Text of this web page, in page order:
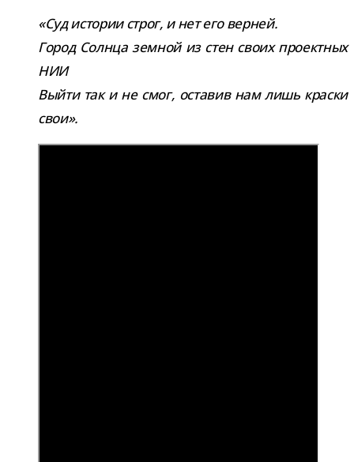
«Суд исто­рии строг, и нет его вер­ней.
Город Солнца зем­ной из стен своих про­ект­ных
НИИ
Выйти так и не смог, оста­вив нам лишь краски
свои».